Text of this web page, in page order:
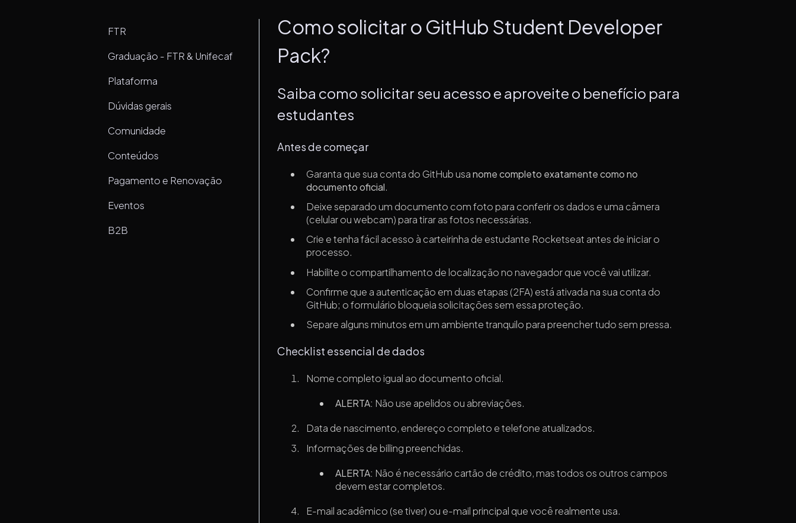
Como solicitar o GitHub Student Developer
Pack?
Saiba como solicitar seu acesso e aproveite o benefício para
estudantes
Antes de começar
Garanta que sua conta do GitHub usanome completo exatamente como no
documento oficial.
Deixe separado um documento com foto para conferir os dados e uma câmera
(celular ou webcam) para tirar as fotos necessárias.
Crie e tenha fácil acesso à carteirinha de estudante Rocketseat antes de iniciar o
processo.
Habilite o compartilhamento de localização no navegador que você vai utilizar.
Confirme que a autenticação em duas etapas (2FA) está ativada na sua conta do
GitHub; o formulário bloqueia solicitações sem essa proteção.
Separe alguns minutos em um ambiente tranquilo para preencher tudo sem pressa.
Checklist essencial de dados
Nome completo igual ao documento oficial.
ALERTA: Não use apelidos ou abreviações.
Data de nascimento, endereço completo e telefone atualizados.
Informações de billing preenchidas.
ALERTA: Não é necessário cartão de crédito, mas todos os outros campos
devem estar completos.
E-mail acadêmico (se tiver) ou e-mail principal que você realmente usa.
FTR
Graduação - FTR & Unifecaf
Plataforma
Dúvidas gerais
Comunidade
Conteúdos
Pagamento e Renovação
Eventos
B2B